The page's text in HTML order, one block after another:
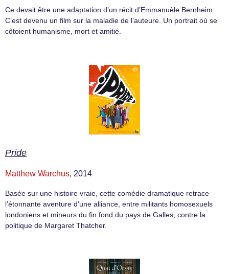
Ce devait être une adaptation d’un récit d’Emmanuèle Bernheim.
C’est devenu un film sur la maladie de l’auteure. Un portrait où se
côtoient humanisme, mort et amitié.
Pride
Matthew Warchus, 2014
Basée sur une histoire vraie, cette comédie dramatique retrace
l’étonnante aventure d’une alliance, entre militants homosexuels
londoniens et mineurs du fin fond du pays de Galles, contre la
politique de Margaret Thatcher.